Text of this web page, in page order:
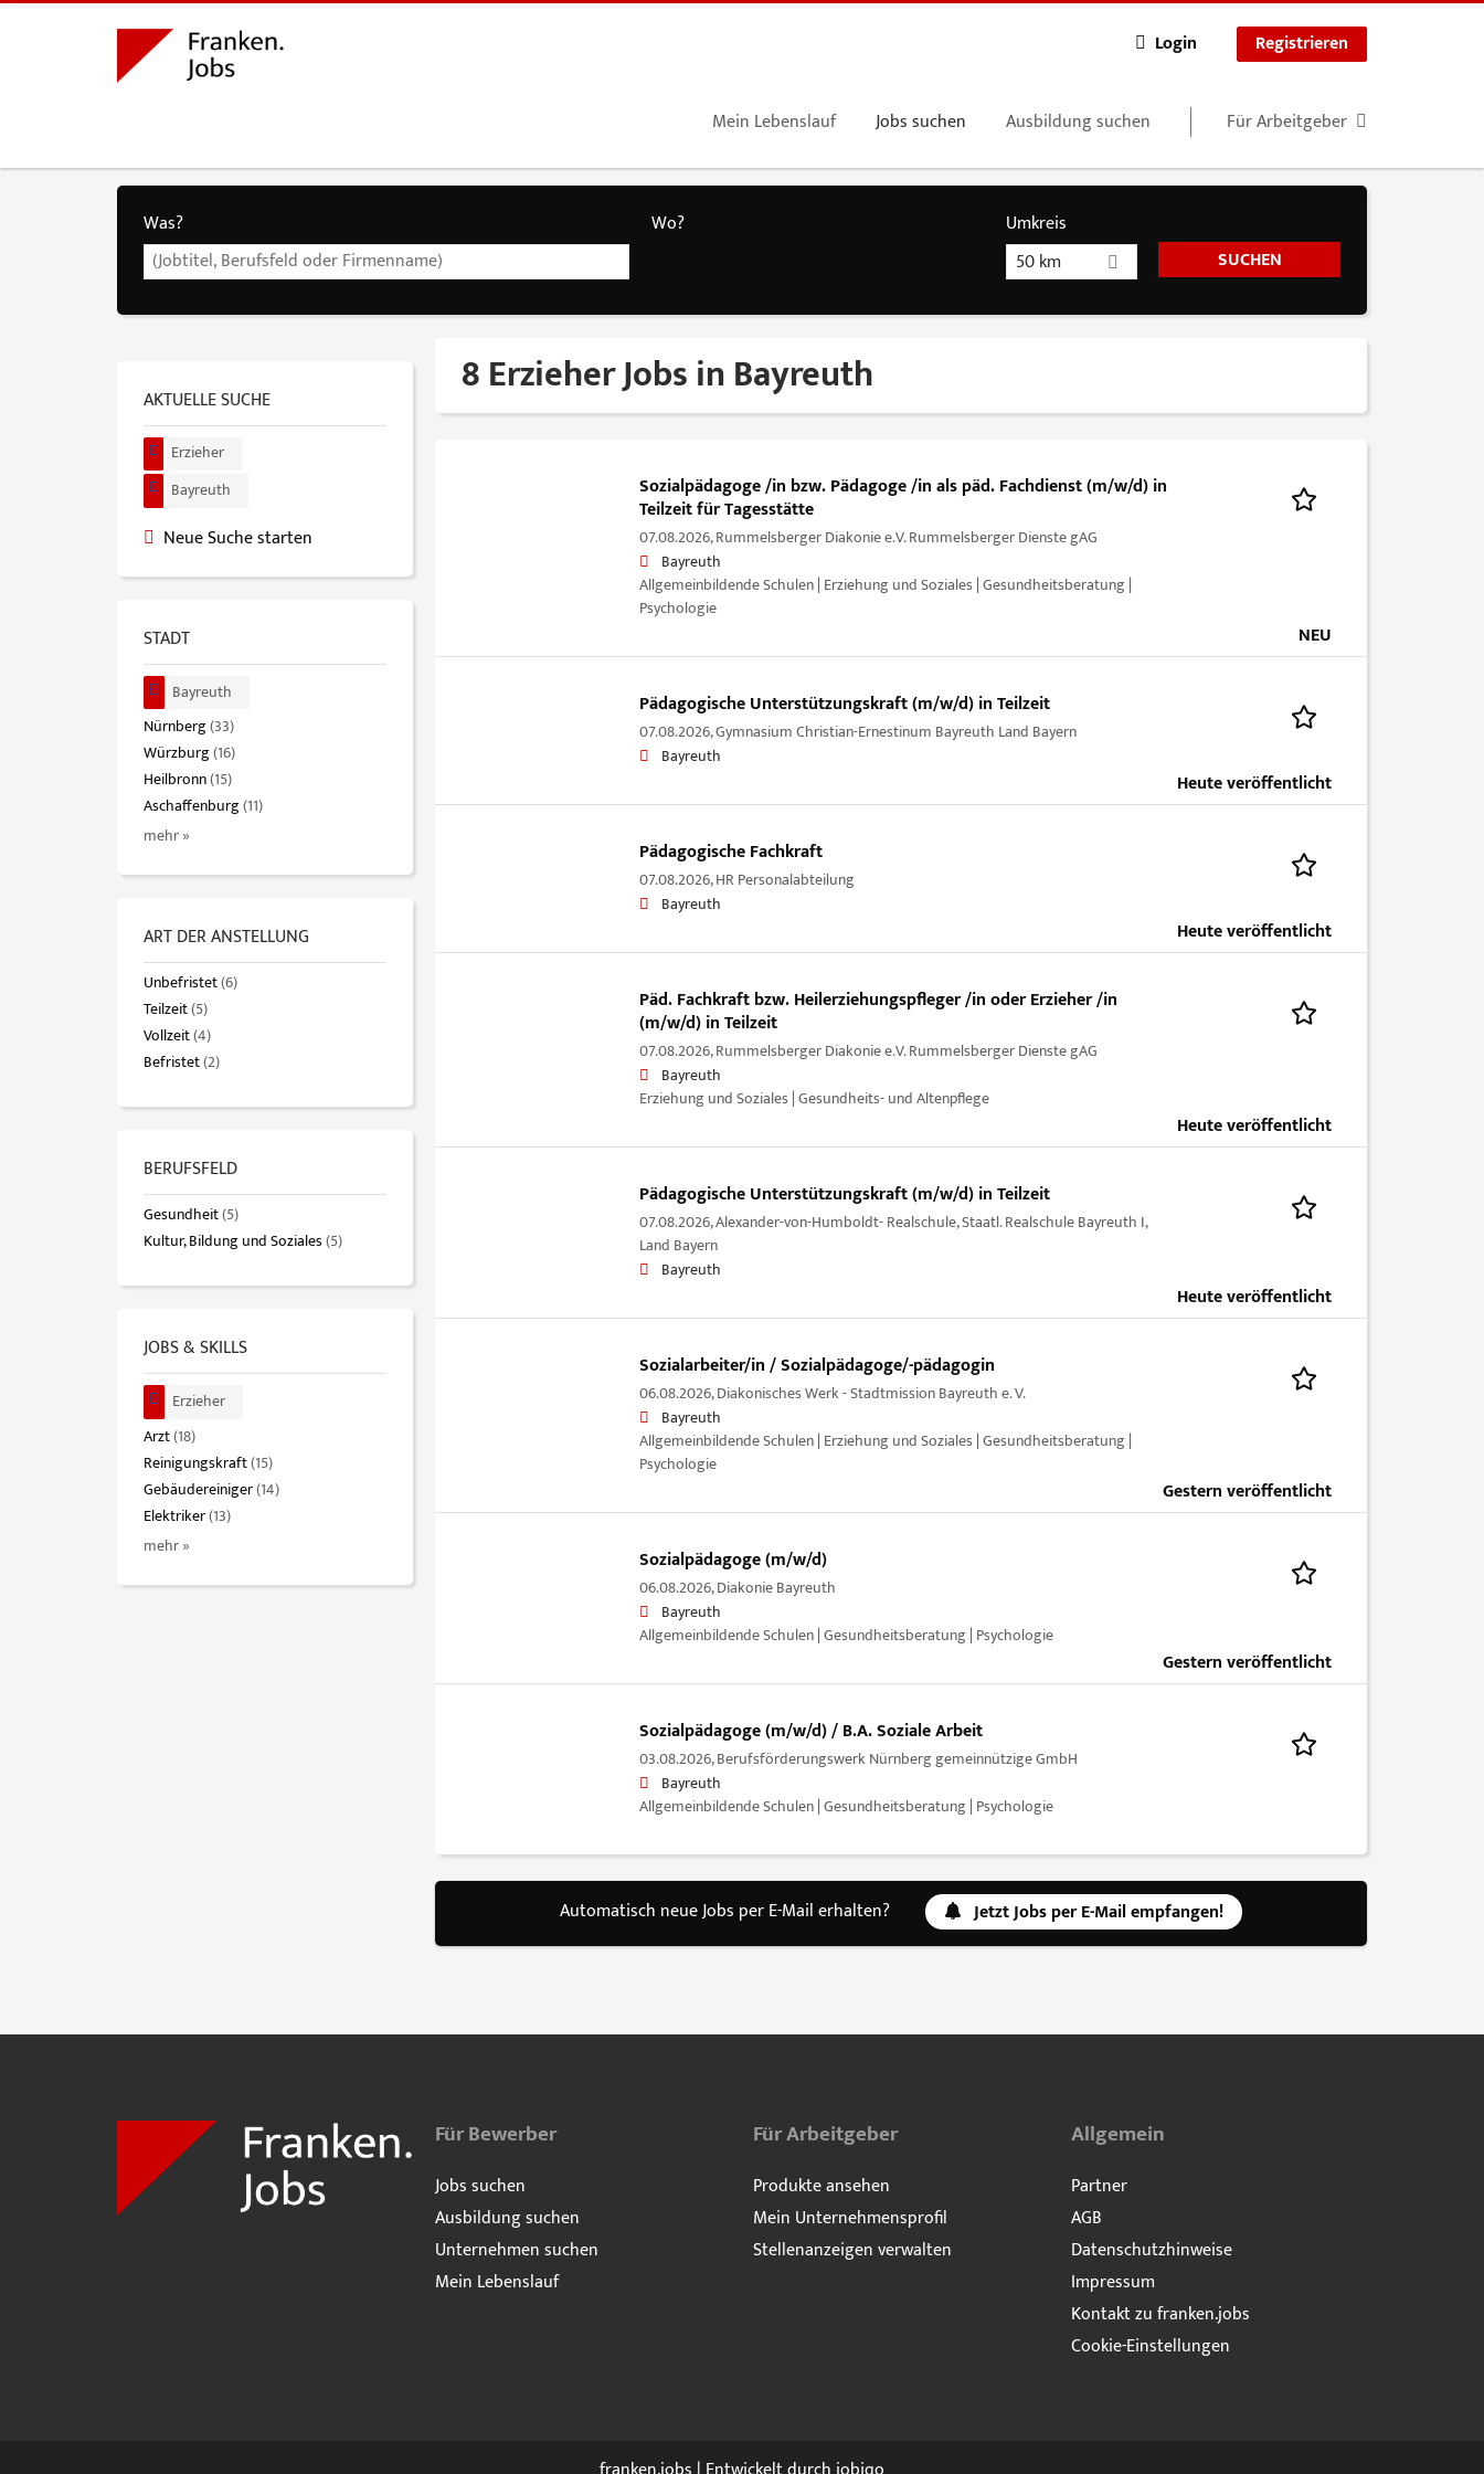
Login Registrieren
Mein Lebenslauf Jobs suchen Ausbildung suchen Für Arbeitgeber
Was? Wo?
Umkreis
50 km
8 Erzieher Jobs in Bayreuth
Sozialpädagoge /in bzw. Pädagoge /in als päd. Fachdienst (m/w/d) in
Teilzeit für Tagesstätte
07.08.2026,Rummelsberger Diakonie e.V. Rummelsberger Dienste gAG
Bayreuth
Allgemeinbildende Schulen | Erziehung und Soziales | Gesundheitsberatung |
Psychologie
NEU
Pädagogische Unterstützungskraft (m/w/d) in Teilzeit
07.08.2026,Gymnasium Christian-Ernestinum Bayreuth Land Bayern
Bayreuth
Heute veröffentlicht
Pädagogische Fachkraft
07.08.2026,HR Personalabteilung
Bayreuth
Heute veröffentlicht
Päd. Fachkraft bzw. Heilerziehungspfleger /in oder Erzieher /in
(m/w/d) in Teilzeit
07.08.2026,Rummelsberger Diakonie e.V. Rummelsberger Dienste gAG
Bayreuth
Erziehung und Soziales | Gesundheits- und Altenpflege
Heute veröffentlicht
Pädagogische Unterstützungskraft (m/w/d) in Teilzeit
07.08.2026,Alexander-von-Humboldt- Realschule, Staatl. Realschule Bayreuth I,
Land Bayern
Bayreuth
Heute veröffentlicht
Sozialarbeiter/in / Sozialpädagoge/-pädagogin
06.08.2026,Diakonisches Werk - Stadtmission Bayreuth e. V.
Bayreuth
Allgemeinbildende Schulen | Erziehung und Soziales | Gesundheitsberatung |
Psychologie
Gestern veröffentlicht
Sozialpädagoge (m/w/d)
06.08.2026,Diakonie Bayreuth
Bayreuth
Allgemeinbildende Schulen | Gesundheitsberatung | Psychologie
Gestern veröffentlicht
Sozialpädagoge (m/w/d) / B.A. Soziale Arbeit
03.08.2026,Berufsförderungswerk Nürnberg gemeinnützige GmbH
Bayreuth
Allgemeinbildende Schulen | Gesundheitsberatung | Psychologie
Automatisch neue Jobs per E-Mail erhalten? Jetzt Jobs per E-Mail empfangen!
AKTUELLE SUCHE
Erzieher
Bayreuth
Neue Suche starten
STADT
Bayreuth
Nürnberg(33)
Würzburg(16)
Heilbronn(15)
Aschaffenburg(11)
mehr »
ART DER ANSTELLUNG
Unbefristet(6)
Teilzeit(5)
Vollzeit(4)
Befristet(2)
BERUFSFELD
Gesundheit(5)
Kultur, Bildung und Soziales(5)
JOBS & SKILLS
Erzieher
Arzt(18)
Reinigungskraft(15)
Gebäudereiniger(14)
Elektriker(13)
mehr »
Für Bewerber
Jobs suchen
Ausbildung suchen
Unternehmen suchen
Mein Lebenslauf
Für Arbeitgeber
Produkte ansehen
Mein Unternehmensprofil
Stellenanzeigen verwalten
Allgemein
Partner
AGB
Datenschutzhinweise
Impressum
Kontakt zu franken.jobs
Cookie-Einstellungen